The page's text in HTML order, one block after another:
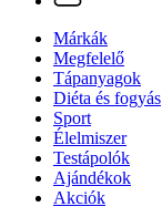
Márkák
Megfelelő
Tápanyagok
Diéta és fogyás
Sport
Élelmiszer
Testápolók
Ajándékok
Akciók